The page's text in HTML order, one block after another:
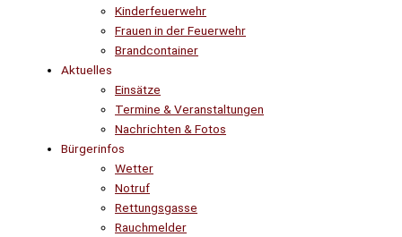
Kinderfeuerwehr
Frauen in der Feuerwehr
Brandcontainer
Aktuelles
Einsätze
Termine & Veranstaltungen
Nachrichten & Fotos
Bürgerinfos
Wetter
Notruf
Rettungsgasse
Rauchmelder